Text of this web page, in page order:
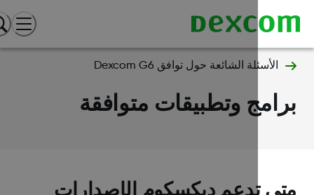
الأسئلة الشائعة حول توافق Dexcom G6
وتطبيقات متوافقة
تدعم ديكسكوم الإصدارات